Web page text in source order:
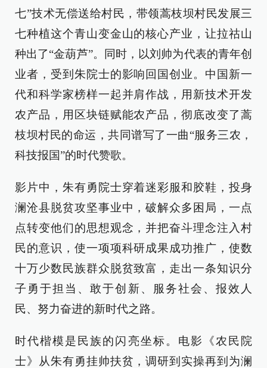
七”技术无偿送给村民，带领蒿枝坝村民发展三
七种植这个青山变金山的核心产业，让拉祜山
种出了“金葫芦”。同时，以刘帅为代表的青年创
业者，受到朱院士的影响回国创业。中国新一
代和科学家榜样一起并肩作战，用新技术开发
农产品，用区块链赋能农产品，彻底改变了蒿
枝坝村民的命运，共同谱写了一曲“服务三农，
科技报国”的时代赞歌。
影片中，朱有勇院士穿着迷彩服和胶鞋，投身
澜沧县脱贫攻坚事业中，破解众多困局，一点
点转变他们的思想观念，并把奋斗理念注入村
民的意识，使一项项科研成果成功推广，使数
十万少数民族群众脱贫致富，走出一条知识分
子勇于担当、敢于创新、服务社会、报效人
民、努力奋进的新时代之路。
时代楷模是民族的闪亮坐标。电影《农民院
士》从朱有勇挂帅扶贫，调研到实操再到为澜